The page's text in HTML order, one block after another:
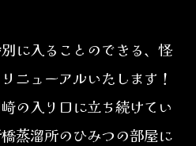
に入ることのできる、怪
ニューアルいたします！
の入り口に立ち続けてい
蒸溜所のひみつの部屋に